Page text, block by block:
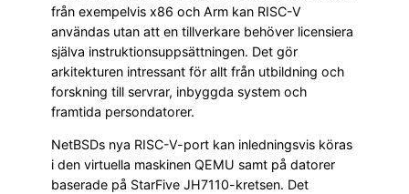
från exempelvis x86 och Arm kan RISC-V
användas utan att en tillverkare behöver licensiera
själva instruktionsuppsättningen. Det gör
arkitekturen intressant för allt från utbildning och
forskning till servrar, inbyggda system och
framtida persondatorer.
NetBSDs nya RISC-V-port kan inledningsvis köras
i den virtuella maskinen QEMU samt på datorer
baserade på StarFive JH7110-kretsen. Det